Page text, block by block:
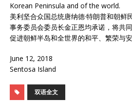
Korean Peninsula and of the world.
美利坚合众国总统唐纳德·特朗普和朝鲜
事务委员会委员长金正恩均承诺，将共
促进朝鲜半岛和全世界的和平、繁荣与安
June 12, 2018
Sentosa Island
双语全文